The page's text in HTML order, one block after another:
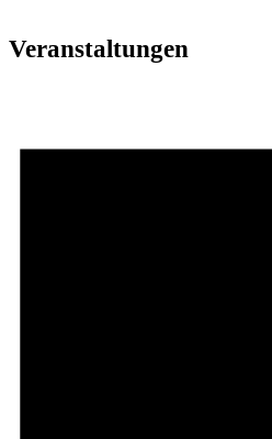
Veranstaltungen